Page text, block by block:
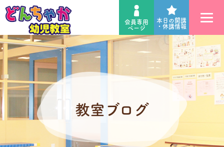
会員専用
ページ
本日の開講
・休講情報
教室ブログ